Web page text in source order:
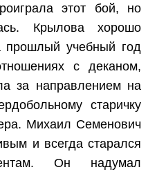
этот бой, но
Крылова хорошо
прошлый учебный год
с деканом,
за направлением на
старичку
Михаил Семенович
и всегда старался
Он надумал